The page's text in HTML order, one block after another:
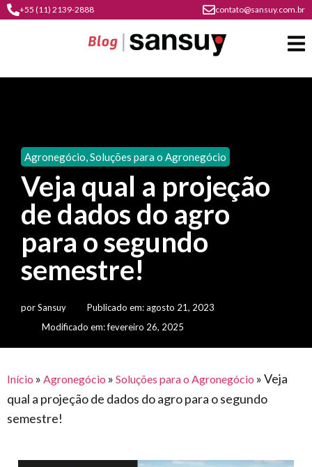
+55 (11) 2139-2888 contato@sansuy.com.br
contato
cultura
do
institucional
materiais
gratuitos
premiações
Agronegócio
psicultura
em
água
para
Coberturas
barracas
sansuy
de
feira
Indústria
visual
offshore
civil
piscinas
Transporte
e logística
armazenagem
lonas
vida
de
Agronegócio,Soluções para o Agronegócio
Veja qual a projeção
de dados do agro
para o segundo
semestre!
porSansuy Publicado em:agosto 21, 2023
Modificado em: fevereiro 26, 2025
Início » Agronegócio » Soluções para o Agronegócio »Veja
qual a projeção de dados do agro para o segundo
semestre!